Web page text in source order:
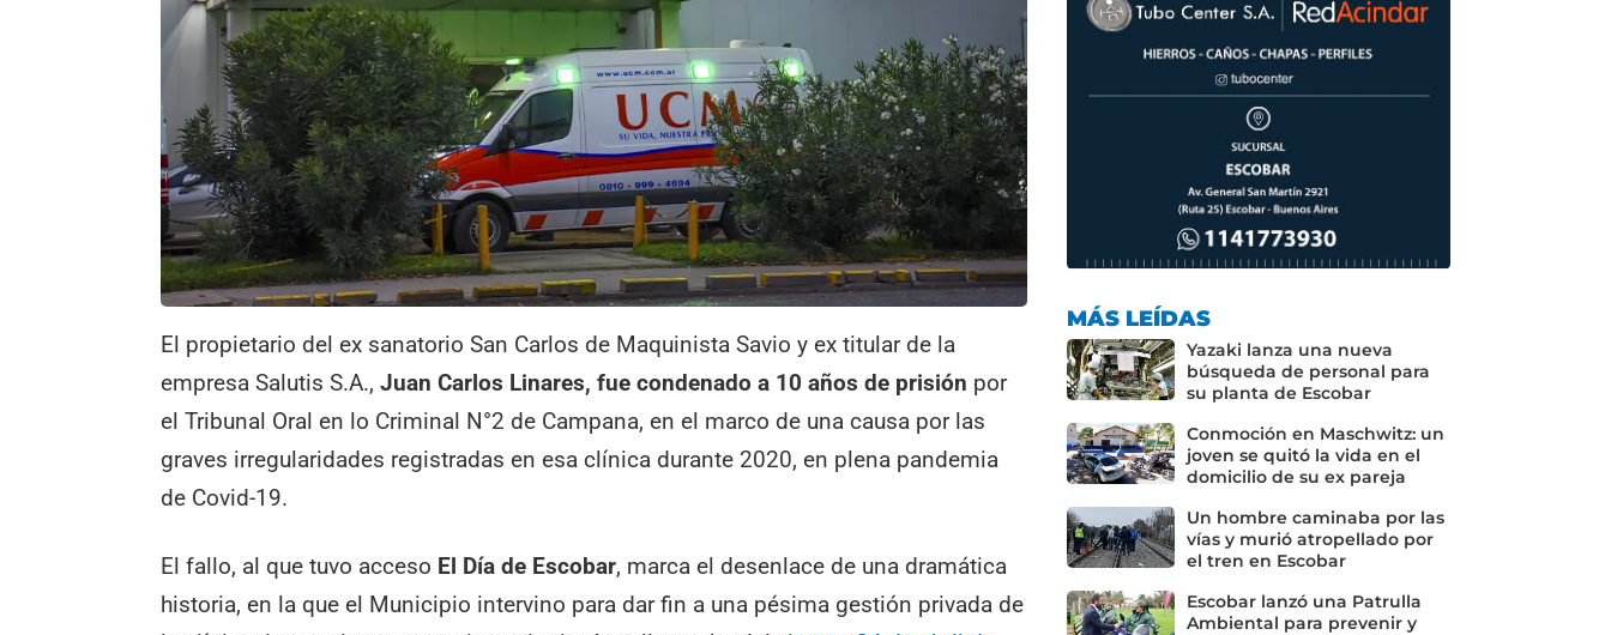
El propietario del ex sanatorio San Carlos de Maquinista Savio y ex titular de la
empresa Salutis S.A.,Juan Carlos Linares, fue condenado a 10 años de prisión por
el Tribunal Oral en lo Criminal N°2 de Campana, en el marco de una causa por las
graves irregularidades registradas en esa clínica durante 2020, en plena pandemia
de Covid-19.
El fallo, al que tuvo acceso El Día de Escobar, marca el desenlace de una dramática
historia, en la que el Municipio intervino para dar fin a una pésima gestión privada de
MÁS LEÍDAS
Yazaki lanza una nueva
búsqueda de personal para
su planta de Escobar
Conmoción en Maschwitz: un
joven se quitó la vida en el
domicilio de su ex pareja
Un hombre caminaba por las
vías y murió atropellado por
el tren en Escobar
Escobar lanzó una Patrulla
Ambiental para prevenir y